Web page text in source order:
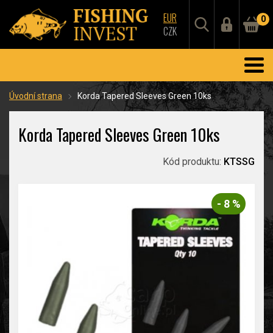
EUR
CZK
0
Úvodní strana Korda Tapered Sleeves Green 10ks
Korda Tapered Sleeves Green 10ks
Kód produktu: KTSSG
- 8 %